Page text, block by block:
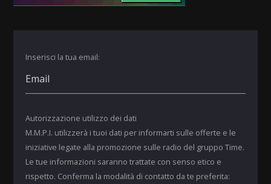
Inserisci la tua email:
Autorizzazione utilizzo dei dati
M.M.P.I. utilizzerà i tuoi dati per informarti sulle offerte e le
iniziative legate alla promozione sulle radio del gruppo Time.
Le tue informazioni saranno trattate con senso etico e
rispetto. Conferma la modalità di contatto da te preferita: